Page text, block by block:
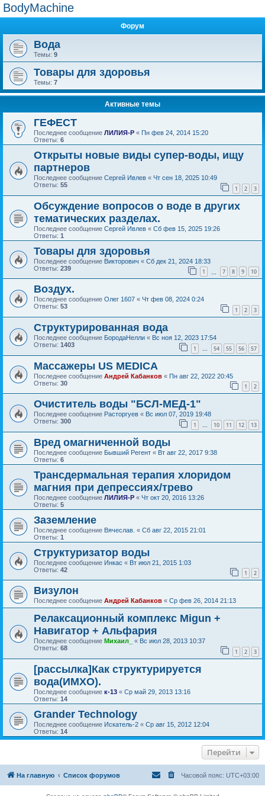
BodyMachine
Форум
Вода
Темы: 9
Товары для здоровья
Темы: 7
Активные темы
ГЕФЕСТ
Последнее сообщение ЛИЛИЯ-Р « Пн фев 24, 2014 15:20
Ответы: 6
Открыты новые виды супер-воды, ищу
партнеров
Последнее сообщение Сергей Ивлев « Чт сен 18, 2025 10:49
Ответы: 55 1 2 3
Обсуждение вопросов о воде в других
тематических разделах.
Последнее сообщение Сергей Ивлев « Сб фев 15, 2025 19:26
Ответы: 1
Товары для здоровья
Последнее сообщение Викторович « Сб дек 21, 2024 18:33
Ответы: 239 1 7 8 9 10
Воздух.
Последнее сообщение Олег 1607 « Чт фев 08, 2024 0:24
Ответы: 53 1 2 3
Структурированная вода
Последнее сообщение БородаНелли « Вс ноя 12, 2023 17:54
Ответы: 1403 1 … 54 55 56 57
Массажеры US MEDICA
Последнее сообщение Андрей Кабанков « Пн авг 22, 2022 20:45
Ответы: 30 1 2
Очиститель воды "БСЛ-МЕД-1"
Последнее сообщение Расторгуев « Вс июл 07, 2019 19:48
Ответы: 300 1 … 10 11 12 13
Вред омагниченной воды
Последнее сообщение Бывший Регент « Вт авг 22, 2017 9:38
Ответы: 6
Трансдермальная терапия хлоридом
магния при депрессиях/трево
Последнее сообщение ЛИЛИЯ-Р « Чт окт 20, 2016 13:26
Ответы: 5
Заземление
Последнее сообщение Вячеслав. « Сб авг 22, 2015 21:01
Ответы: 1
Структуризатор воды
Последнее сообщение Инкас « Вт июл 21, 2015 1:03
Ответы: 42 1 2
Визулон
Последнее сообщение Андрей Кабанков « Ср фев 26, 2014 21:13
Релаксационный комплекс Migun +
Навигатор + Альфария
Последнее сообщение Михаил_ « Вс июл 28, 2013 10:37
Ответы: 68 1 2 3
[рассылка]Как структурируется
вода(ИМХО).
Последнее сообщение к-13 « Ср май 29, 2013 13:16
Ответы: 14
Grander Technology
Последнее сообщение Искатель-2 « Ср авг 15, 2012 12:04
Ответы: 14
Перейти
На главную Список форумов Часовой пояс: UTC+03:00